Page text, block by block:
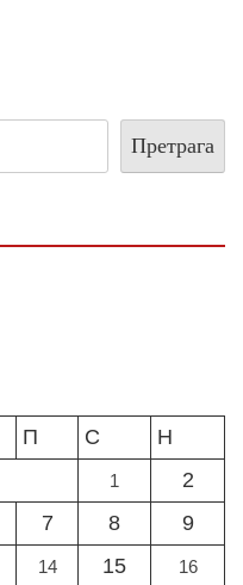
Претрага
П С Н
1
2
7 8
9
14 15 16